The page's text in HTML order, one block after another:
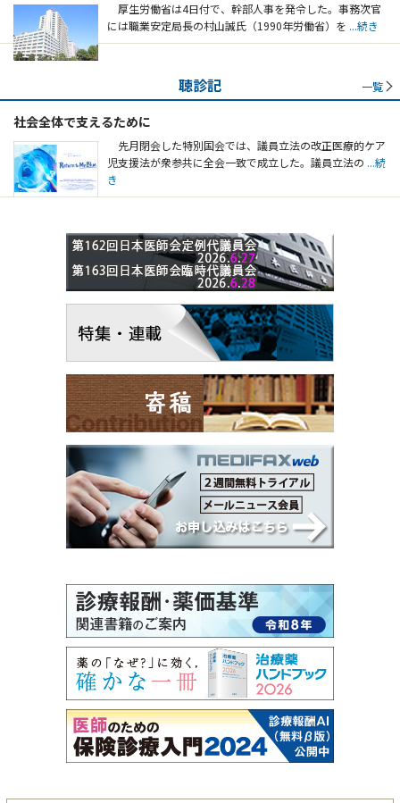
厚生労働省は4日付で、幹部人事を発令した。事務次官
には職業安定局長の村山誠氏（1990年労働省）を ...続き
聴診記 一覧
社会全体で支えるために
先月閉会した特別国会では、議員立法の改正医療的ケア
児支援法が衆参共に全会一致で成立した。議員立法の ...続
き